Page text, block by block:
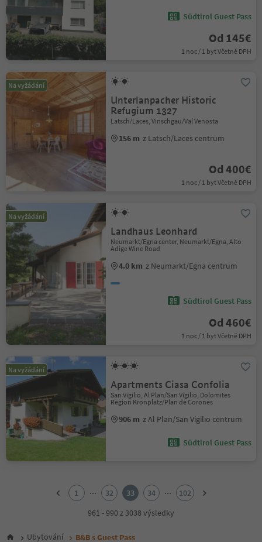
Südtirol Guest Pass
Od 145€
1 noc / 1 byt Včetně DPH
Na vyžádání
Unterlanpacher Historic
Refugium 1327
Latsch/Laces, Vinschgau/Val Venosta
156 m z Latsch/Laces centrum
Od 400€
1 noc / 1 byt Včetně DPH
Na vyžádání
Landhaus Leonhard
Neumarkt/Egna center, Neumarkt/Egna, Alto
Adige Wine Road
4.0 km z Neumarkt/Egna centrum
Südtirol Guest Pass
Od 460€
1 noc / 1 byt Včetně DPH
Na vyžádání
Apartments Ciasa Confolia
San Vigilio, Al Plan/San Vigilio, Dolomites
Region Kronplatz/Plan de Corones
906 m z Al Plan/San Vigilio centrum
Südtirol Guest Pass
6
1 ... 32 33 34 ...
102
961 - 990 z 3038 výsledky
Ubytování B&B s Guest Pass